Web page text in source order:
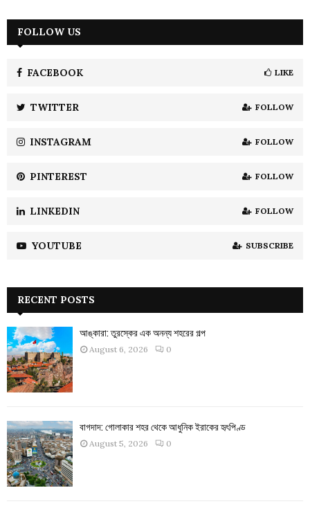
h
H
FOLLOW US
FACEBOOK LIKE
TWITTER FOLLOW
INSTAGRAM FOLLOW
PINTEREST FOLLOW
LINKEDIN FOLLOW
YOUTUBE SUBSCRIBE
RECENT POSTS
আঙ্কারা: তুরস্কের এক অনন্য শহরের গল্প
August 6, 2026 0
বাগদাদ: গোলাকার শহর থেকে আধুনিক ইরাকের হৃৎপিণ্ড
August 5, 2026 0